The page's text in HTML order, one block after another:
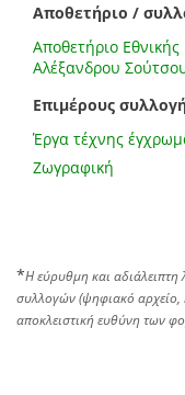
Αποθετήριο /
Αποθετήριο
Αλέξανδρου
Επιμέρους
Έργα τέχνης
Ζωγραφική
*Η εύρυθμη και αδιάλειπτη
συλλογών (ψηφιακό αρχείο,
αποκλειστική ευθύνη των